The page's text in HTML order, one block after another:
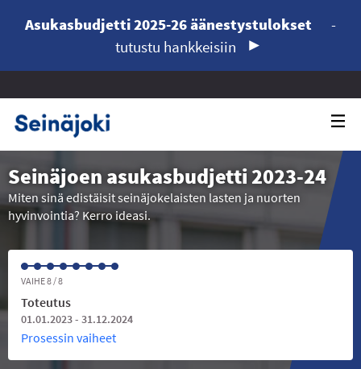
Asukasbudjetti 2025-26 äänestystulokset
-
tutustu hankkeisiin
Seinäjoen asukasbudjetti 2023-24
Miten sinä edistäisit seinäjokelaisten lasten ja nuorten
hyvinvointia? Kerro ideasi.
VAIHE 8 / 8
Toteutus
01.01.2023 - 31.12.2024
Prosessin vaiheet